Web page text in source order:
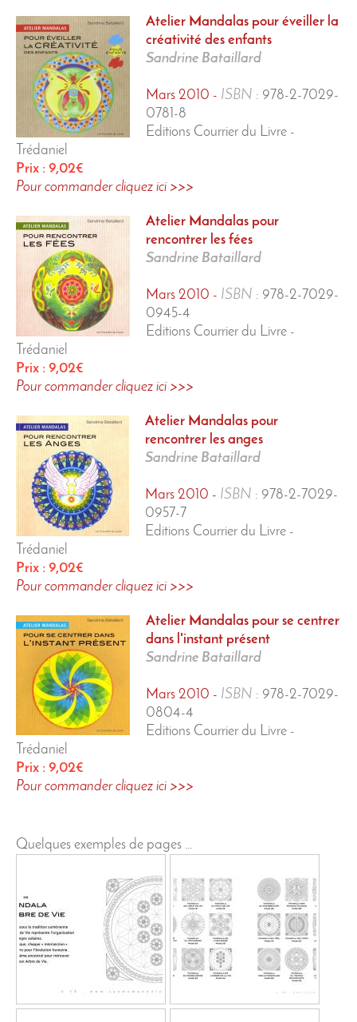
Atelier Mandalas pour éveiller la
créativité des enfants
Sandrine Bataillard
Mars 2010 - ISBN : 978-2-7029-
0781-8
Editions Courrier du Livre -
Trédaniel
Prix : 9,02€
Pour commander cliquez ici >>>
Atelier Mandalas pour
rencontrer les fées
Sandrine Bataillard
Mars 2010 - ISBN : 978-2-7029-
0945-4
Editions Courrier du Livre -
Trédaniel
Prix : 9,02€
Pour commander cliquez ici >>>
Atelier Mandalas pour
rencontrer les anges
Sandrine Bataillard
Mars 2010 - ISBN : 978-2-7029-
0957-7
Editions Courrier du Livre -
Trédaniel
Prix : 9,02€
Pour commander cliquez ici >>>
Atelier Mandalas pour se centrer
dans l'instant présent
Sandrine Bataillard
Mars 2010 - ISBN : 978-2-7029-
0804-4
Editions Courrier du Livre -
Trédaniel
Prix : 9,02€
Pour commander cliquez ici >>>
Quelques exemples de pages …